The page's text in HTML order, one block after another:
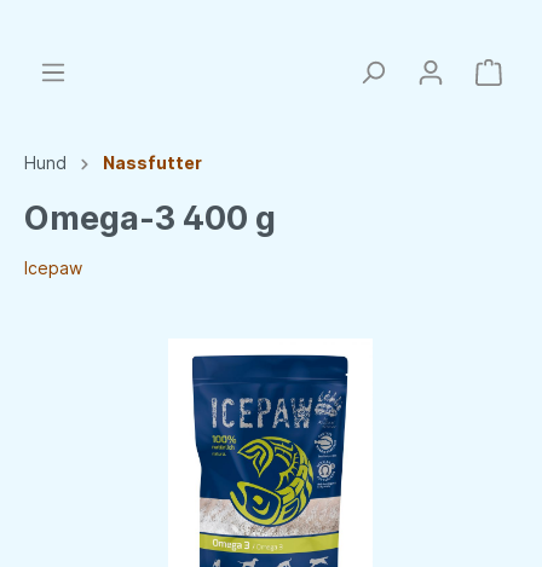
Hund Nassfutter
Omega-3 400 g
Icepaw